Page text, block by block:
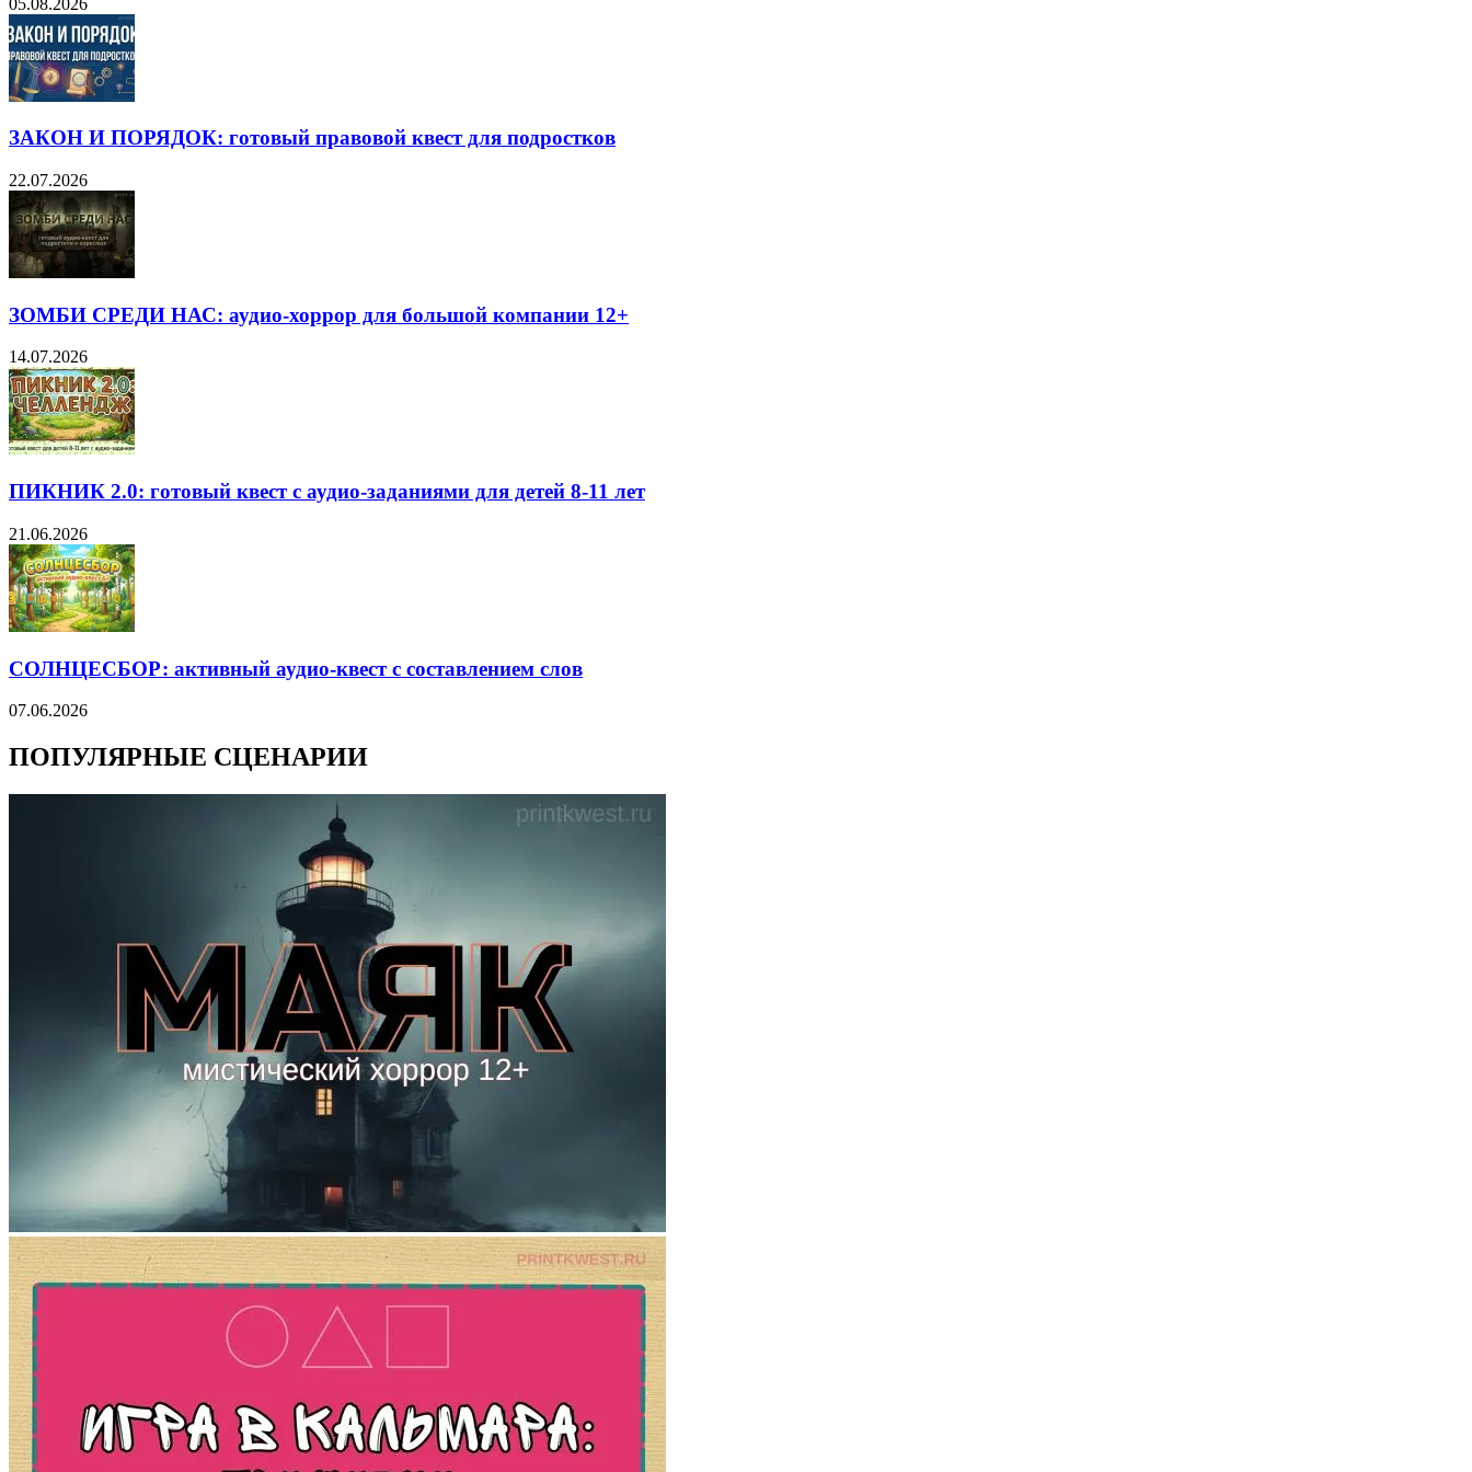
ЗАКОН И ПОРЯДОК: готовый правовой квест для подростков
22.07.2026
ЗОМБИ СРЕДИ НАС: аудио-хоррор для большой компании 12+
14.07.2026
ПИКНИК 2.0: готовый квест с аудио-заданиями для детей 8-11 лет
21.06.2026
СОЛНЦЕСБОР: активный аудио-квест с составлением слов
07.06.2026
ПОПУЛЯРНЫЕ СЦЕНАРИИ